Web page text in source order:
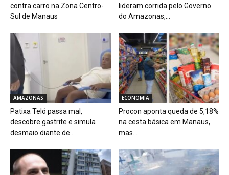
contra carro na Zona Centro-
Sul de Manaus
lideram corrida pelo Governo
do Amazonas,...
AMAZONAS
Patixa Teló passa mal,
descobre gastrite e simula
desmaio diante de...
ECONOMIA
Procon aponta queda de 5,18%
na cesta básica em Manaus,
mas...